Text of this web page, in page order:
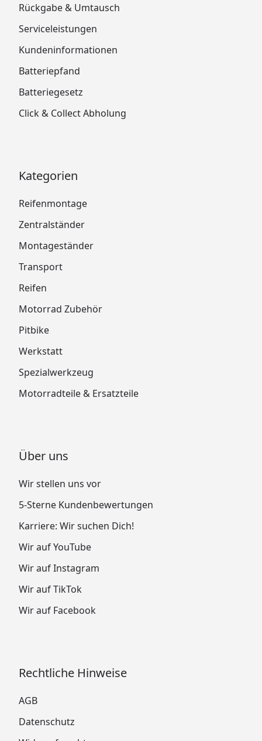
Rückgabe & Umtausch
Serviceleistungen
Kundeninformationen
Batteriepfand
Batteriegesetz
Click & Collect Abholung
Kategorien
Reifenmontage
Zentralständer
Montageständer
Transport
Reifen
Motorrad Zubehör
Pitbike
Werkstatt
Spezialwerkzeug
Motorradteile & Ersatzteile
Über uns
Wir stellen uns vor
5-Sterne Kundenbewertungen
Karriere: Wir suchen Dich!
Wir auf YouTube
Wir auf Instagram
Wir auf TikTok
Wir auf Facebook
Rechtliche Hinweise
AGB
Datenschutz